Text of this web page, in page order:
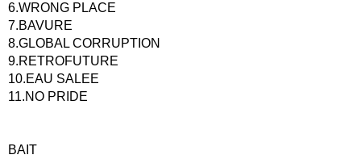
6.WRONG PLACE
7.BAVURE
8.GLOBAL CORRUPTION
9.RETROFUTURE
10.EAU SALEE
11.NO PRIDE
BAIT